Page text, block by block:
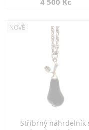
4 500 Kč
NOVÉ
Stříbrný náhrdelník